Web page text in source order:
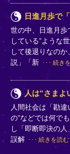
日進月歩で
世の中、日進月歩
している”ような
して後退りなの
説」「新
続き
人は“さまよ
人間社会は「勘
の”などでは何で
し「即断即決の
誤解
続きを読む